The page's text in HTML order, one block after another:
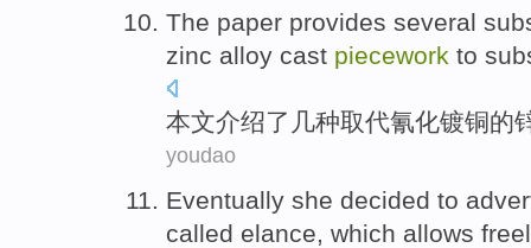
The paper provides several
zinc alloy cast piecework to
本文介绍了 几种取代氰化镀铜的
youdao
Eventually she decided to
called elance, which allows